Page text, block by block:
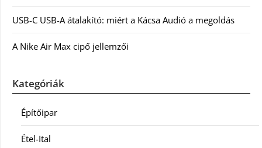
USB-C USB-A átalakító: miért a Kácsa Audió a megoldás
A Nike Air Max cipő jellemzői
Kategóriák
Építőipar
Étel-Ital